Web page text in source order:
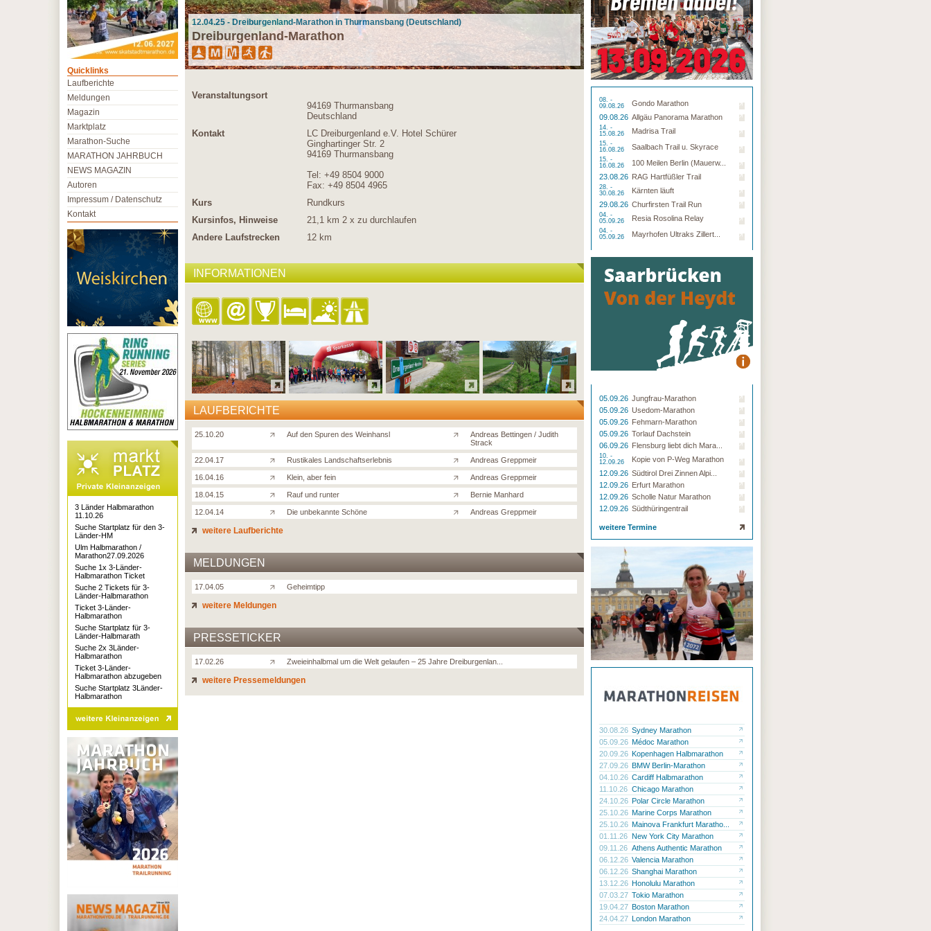
12.04.25 - Dreiburgenland-Marathon in Thurmansbang (Deutschland)
Dreiburgenland-Marathon
Veranstaltungsort
94169 Thurmansbang
Deutschland
Kontakt
LC Dreiburgenland e.V. Hotel Schürer
Ginghartinger Str. 2
94169 Thurmansbang
Tel: +49 8504 9000
Fax: +49 8504 4965
Kurs
Rundkurs
Kursinfos, Hinweise
21,1 km 2 x zu durchlaufen
Andere Laufstrecken
12 km
INFORMATIONEN
LAUFBERICHTE
25.10.20 Auf den Spuren des Weinhansl
Andreas Bettingen / Judith
Strack
22.04.17 Rustikales Landschaftserlebnis Andreas Greppmeir
16.04.16 Klein, aber fein Andreas Greppmeir
18.04.15 Rauf und runter Bernie Manhard
12.04.14 Die unbekannte Schöne Andreas Greppmeir
weitere Laufberichte
MELDUNGEN
17.04.05 Geheimtipp
weitere Meldungen
PRESSETICKER
17.02.26 Zweieinhalbmal um die Welt gelaufen – 25 Jahre Dreiburgenlan...
weitere Pressemeldungen
08. -
09.08.26
Gondo Marathon
09.08.26 Allgäu Panorama Marathon
14. -
15.08.26
Madrisa Trail
15. -
16.08.26
Saalbach Trail u. Skyrace
15. -
16.08.26
100 Meilen Berlin (Mauerw...
23.08.26 RAG Hartfüßler Trail
28. -
30.08.26
Kärnten läuft
29.08.26 Churfirsten Trail Run
04. -
05.09.26
Resia Rosolina Relay
04. -
05.09.26
Mayrhofen Ultraks Zillert...
05.09.26 Jungfrau-Marathon
05.09.26 Usedom-Marathon
05.09.26 Fehmarn-Marathon
05.09.26 Torlauf Dachstein
06.09.26 Flensburg liebt dich Mara...
10. -
12.09.26
Kopie von P-Weg Marathon
12.09.26 Südtirol Drei Zinnen Alpi...
12.09.26 Erfurt Marathon
12.09.26 Scholle Natur Marathon
12.09.26 Südthüringentrail
weitere Termine
30.08.26 Sydney Marathon
05.09.26 Médoc Marathon
20.09.26 Kopenhagen Halbmarathon
27.09.26 BMW Berlin-Marathon
04.10.26 Cardiff Halbmarathon
11.10.26 Chicago Marathon
24.10.26 Polar Circle Marathon
25.10.26 Marine Corps Marathon
25.10.26 Mainova Frankfurt Maratho...
01.11.26 New York City Marathon
09.11.26 Athens Authentic Marathon
06.12.26 Valencia Marathon
06.12.26 Shanghai Marathon
13.12.26 Honolulu Marathon
07.03.27 Tokio Marathon
19.04.27 Boston Marathon
24.04.27 London Marathon
Quicklinks
Laufberichte
Meldungen
Magazin
Marktplatz
Marathon-Suche
MARATHON JAHRBUCH
NEWS MAGAZIN
Autoren
Impressum / Datenschutz
Kontakt
3 Länder Halbmarathon
11.10.26
Suche Startplatz für den 3-
Länder-HM
Ulm Halbmarathon /
Marathon27.09.2026
Suche 1x 3-Länder-
Halbmarathon Ticket
Suche 2 Tickets für 3-
Länder-Halbmarathon
Ticket 3-Länder-
Halbmarathon
Suche Startplatz für 3-
Länder-Halbmarath
Suche 2x 3Länder-
Halbmarathon
Ticket 3-Länder-
Halbmarathon abzugeben
Suche Startplatz 3Länder-
Halbmarathon